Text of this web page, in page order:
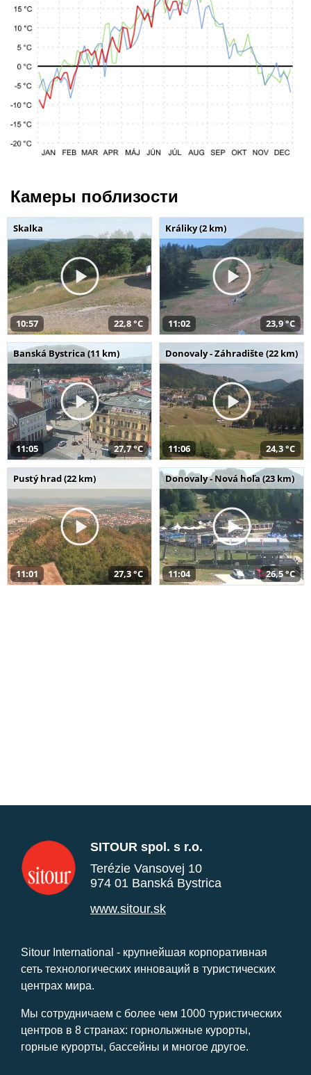
Камеры поблизости
Skalka
10:57 22,8 °C
Králiky (2 km)
11:02 23,9 °C
Banská Bystrica (11 km)
11:05 27,7 °C
Donovaly - Záhradište (22 km)
11:06 24,3 °C
Pustý hrad (22 km)
11:01 27,3 °C
Donovaly - Nová hoľa (23 km)
11:04 26,5 °C
SITOUR spol. s r.o.
Terézie Vansovej 10
974 01 Banská Bystrica
www.sitour.sk
Sitour International - крупнейшая корпоративная
сеть технологических инноваций в туристических
центрах мира.
Мы сотрудничаем с более чем 1000 туристических
центров в 8 странах: горнолыжные курорты,
горные курорты, бассейны и многое другое.